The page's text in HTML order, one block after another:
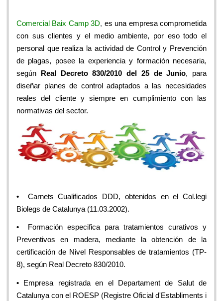
Comercial Baix Camp 3D, es una empresa comprometida
con sus clientes y el medio ambiente, por eso todo el
personal que realiza la actividad de Control y Prevención
de plagas, posee la experiencia y formación necesaria,
según Real Decreto 830/2010 del 25 de Junio, para
diseñar planes de control adaptados a las necesidades
reales del cliente y siempre en cumplimiento con las
normativas del sector.
• Carnets Cualificados DDD, obtenidos en el Col.legi
Biolegs de Catalunya (11.03.2002).
• Formación especifica para tratamientos curativos y
Preventivos en madera, mediante la obtención de la
certificación de Nivel Responsables de tratamientos (TP-
8), según Real Decreto 830/2010.
• Empresa registrada en el Departament de Salut de
Catalunya con el ROESP (Registre Oficial d'Establiments i